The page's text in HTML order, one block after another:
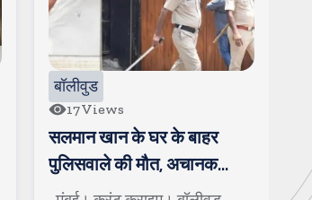
बॉलीवुड
17Views
सलमान खान के घर के बाहर
पुलिसवाले की मौत, अचानक
बीमार पडकर गिर पडे